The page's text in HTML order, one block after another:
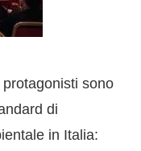
protagonisti sono
di
in Italia: